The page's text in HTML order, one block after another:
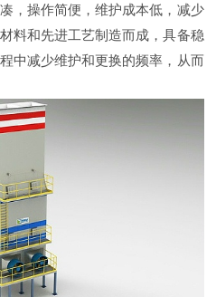
，操作简便，维护成本低，减少
料和先进工艺制造而成，具备稳
中减少维护和更换的频率，从而